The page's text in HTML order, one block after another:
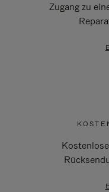
Zugang zu